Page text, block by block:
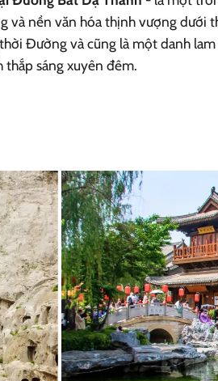
nền văn hóa thịnh vượng dưới
Đường và cũng là một danh
thắp sáng xuyên đêm.